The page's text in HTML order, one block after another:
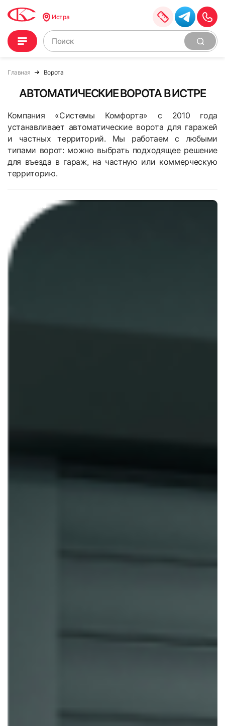
Истра
Главная Ворота
АВТОМАТИЧЕСКИЕ ВОРОТА В ИСТРЕ
Компания «Системы Комфорта» с 2010 года
устанавливает автоматические ворота для гаражей
и частных территорий. Мы работаем с любыми
типами ворот: можно выбрать подходящее решение
для въезда в гараж, на частную или коммерческую
территорию.